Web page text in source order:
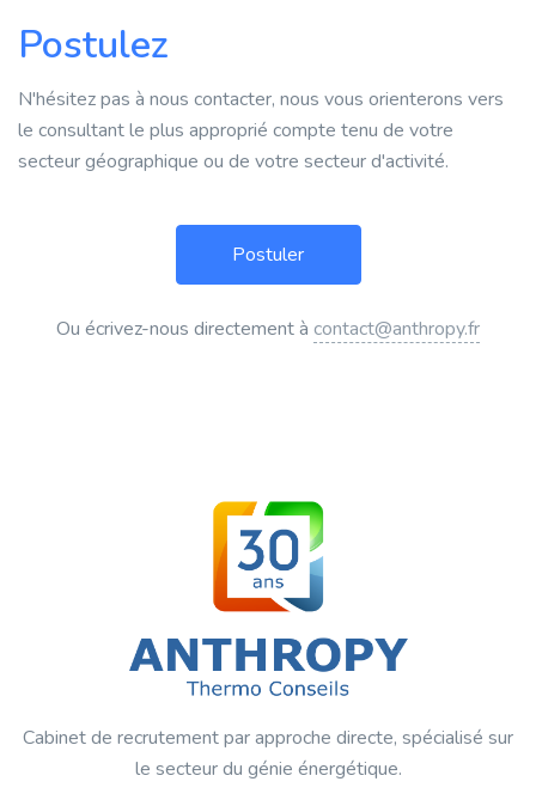
Postulez
N'hésitez pas à nous contacter, nous vous orienterons vers
le consultant le plus approprié compte tenu de votre
secteur géographique ou de votre secteur d'activité.
Ou écrivez-nous directement à contact@anthropy.fr
Cabinet de recrutement par approche directe, spécialisé sur
le secteur du génie énergétique.